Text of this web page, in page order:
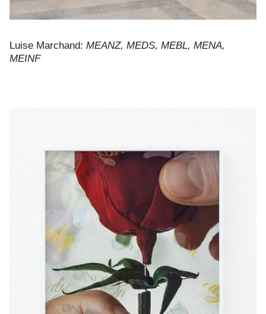
Luise Marchand: MEANZ, MEDS, MEBL, MENA,
MEINF